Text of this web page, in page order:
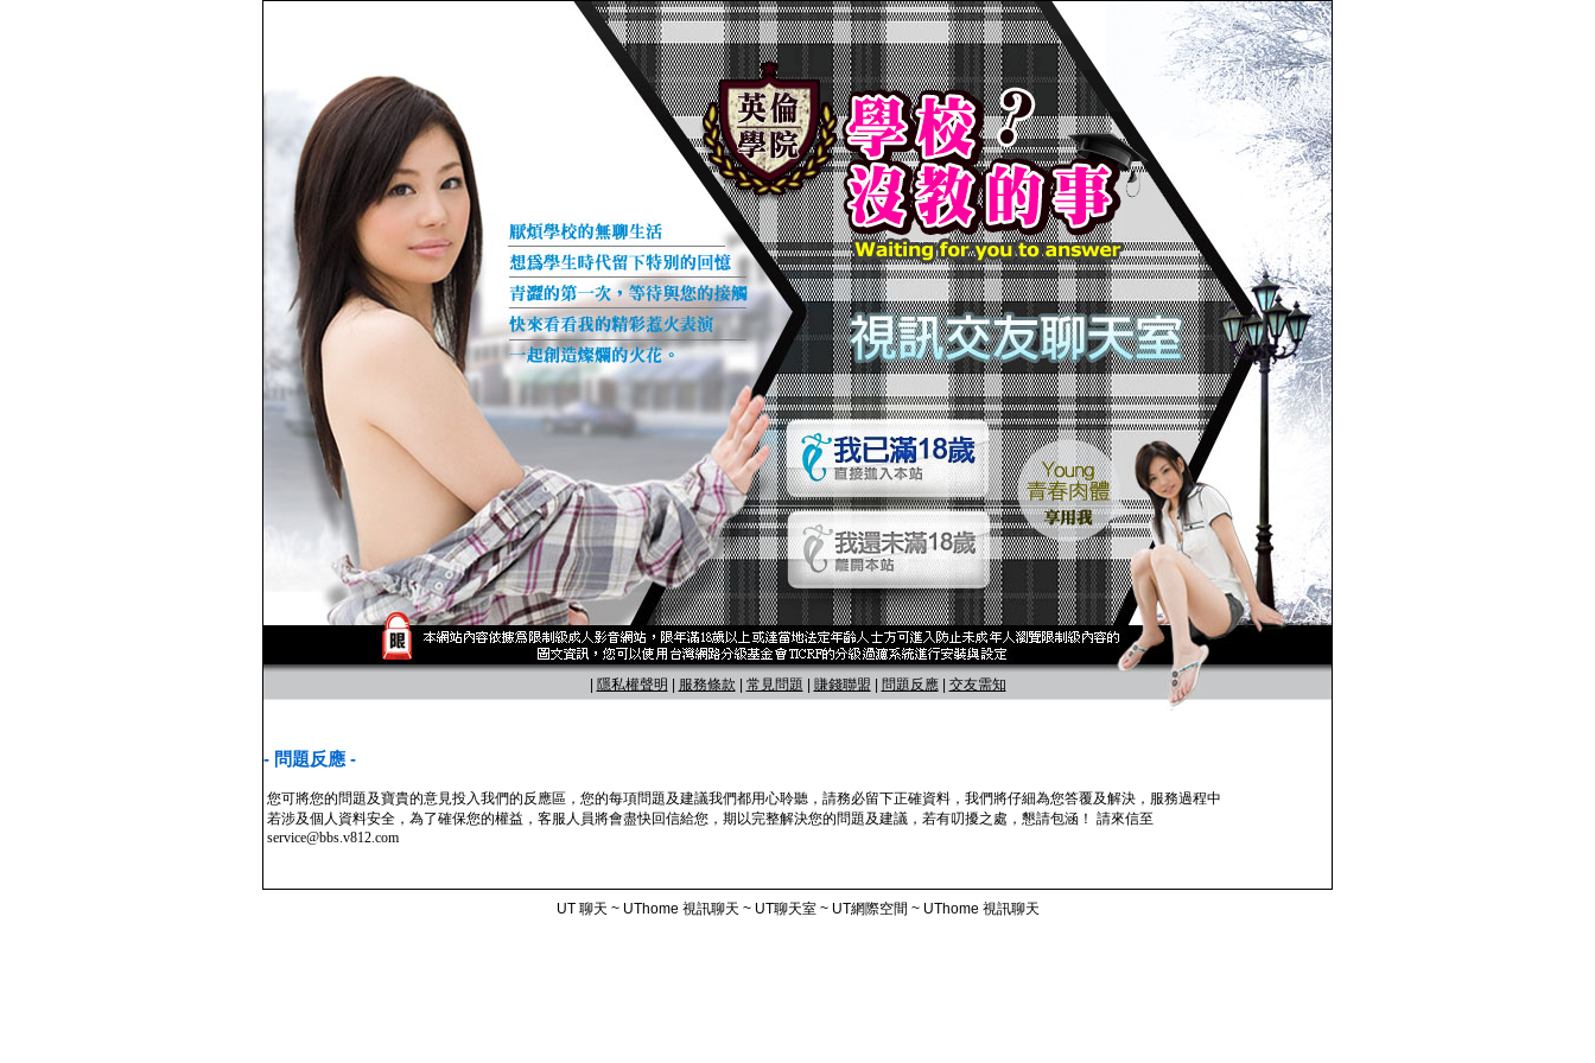
隱私權聲明 服務條款 常見問題 賺錢聯盟 問題反應| 交友需知
- 問題反應 -
您可將您的問題及寶貴的意見投入我們的反應區，您的每項問題及建議我們都用心聆聽，請務必留下正確資料，我們將仔細為您答覆及解決，服務過程中
若涉及個人資料安全，為了確保您的權益，客服人員將會盡快回信給您，期以完整解決您的問題及建議，若有叨擾之處，懇請包涵！ 請來信至
service@bbs.v812.com
UT 聊天 ~ UThome 視訊聊天 ~ UT聊天室 ~ UT網際空間 ~ UThome 視訊聊天